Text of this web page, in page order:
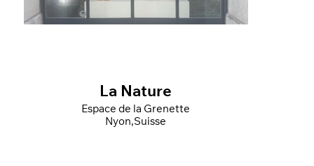
La Nature
Espace de la Grenette
Nyon,Suisse